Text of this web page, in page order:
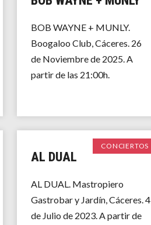
BOB WAYNE + MUNLY.
Boogaloo Club, Cáceres. 26
de Noviembre de 2025. A
partir de las 21:00h.
CONCIERTOS
AL DUAL
AL DUAL. Mastropiero
Gastrobar y Jardín, Cáceres. 4
de Julio de 2023. A partir de